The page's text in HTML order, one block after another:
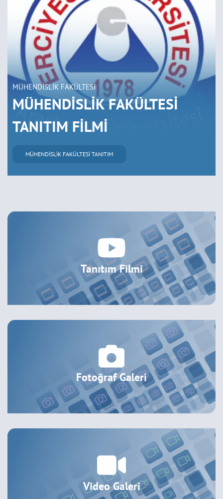
MÜHENDİSLİK FAKÜLTESİ
MÜHENDİSLİK FAKÜLTESİ
TANITIM FİLMİ
MÜHENDİSLİK FAKÜLTESİ TANITIM
Tanıtım Filmi
Fotoğraf Galeri
Video Galeri